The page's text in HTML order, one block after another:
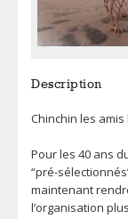
Description
Chinchin les
Pour les 40 ans
“pré-
maintenant
l’organisation